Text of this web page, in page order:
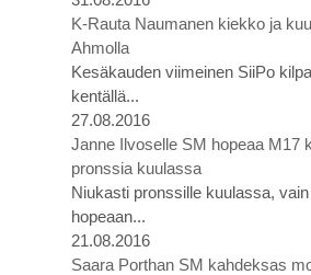
K-Rauta Naumanen kiekko ja
Ahmolla
Kesäkauden viimeinen SiiPo
kentällä...
27.08.2016
Janne Ilvoselle SM hopeaa M17
pronssia kuulassa
Niukasti pronssille kuulassa,
hopeaan...
21.08.2016
Saara Porthan SM kahdeksas